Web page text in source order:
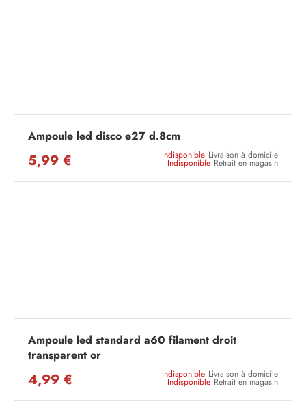
Ampoule led disco e27 d.8cm
5,99 € Indisponible Livraison à domicile
Indisponible Retrait en magasin
Ampoule led standard a60 filament droit
transparent or
4,99 € Indisponible Livraison à domicile
Indisponible Retrait en magasin